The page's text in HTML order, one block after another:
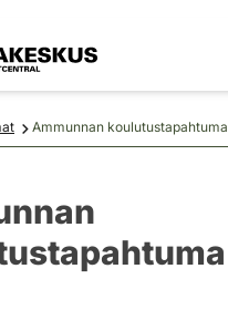
Ammunnan koulutustapahtuma